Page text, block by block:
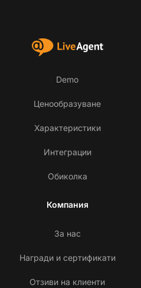
Demo
Ценообразуване
Характеристики
Интеграции
Обиколка
Компания
За нас
Награди и сертификати
Отзиви на клиенти